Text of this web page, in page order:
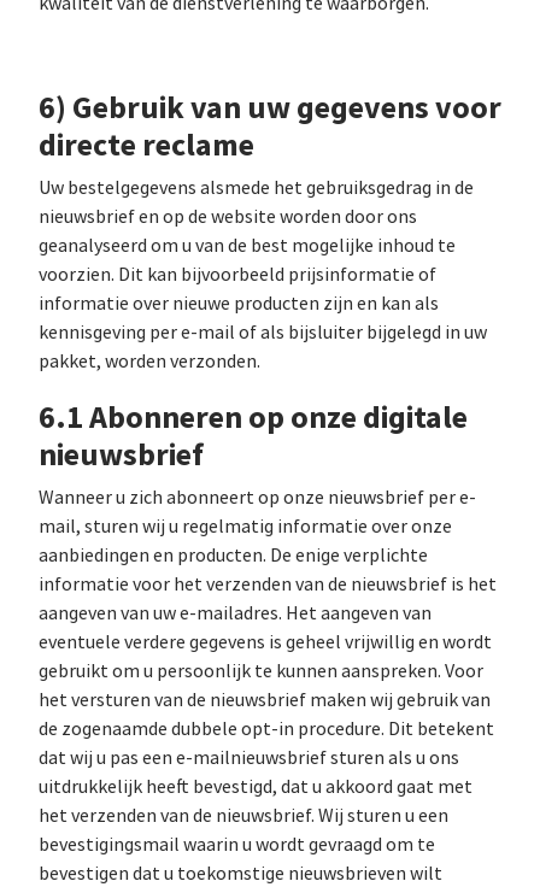
6) Gebruik van uw gegevens voor
directe reclame
Uw bestelgegevens alsmede het gebruiksgedrag in de
nieuwsbrief en op de website worden door ons
geanalyseerd om u van de best mogelijke inhoud te
voorzien. Dit kan bijvoorbeeld prijsinformatie of
informatie over nieuwe producten zijn en kan als
kennisgeving per e-mail of als bijsluiter bijgelegd in uw
pakket, worden verzonden.
6.1 Abonneren op onze digitale
nieuwsbrief
Wanneer u zich abonneert op onze nieuwsbrief per e-
mail, sturen wij u regelmatig informatie over onze
aanbiedingen en producten. De enige verplichte
informatie voor het verzenden van de nieuwsbrief is het
aangeven van uw e-mailadres. Het aangeven van
eventuele verdere gegevens is geheel vrijwillig en wordt
gebruikt om u persoonlijk te kunnen aanspreken. Voor
het versturen van de nieuwsbrief maken wij gebruik van
de zogenaamde dubbele opt-in procedure. Dit betekent
dat wij u pas een e-mailnieuwsbrief sturen als u ons
uitdrukkelijk heeft bevestigd, dat u akkoord gaat met
het verzenden van de nieuwsbrief. Wij sturen u een
bevestigingsmail waarin u wordt gevraagd om te
bevestigen dat u toekomstige nieuwsbrieven wilt